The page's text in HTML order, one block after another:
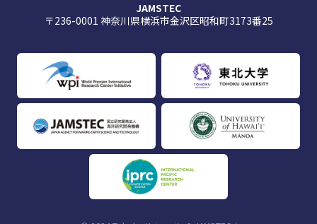
JAMSTEC
〒236-0001 神奈川県横浜市金沢区昭和町3173番25